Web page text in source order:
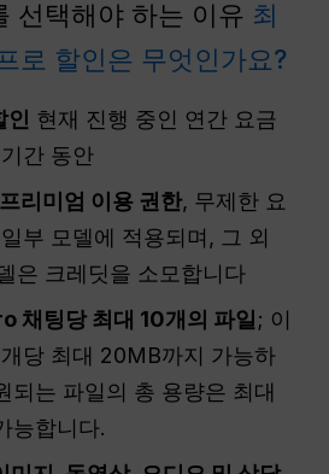
선택해야 하는 이유 최
로 할인은 무엇인가요?
인 현재 진행 중인 연간 요금
간 동안
리미엄 이용 권한, 무제한 요
부 모델에 적용되며, 그 외
은 크레딧을 소모합니다
채팅당 최대 10개의 파일 ; 이
당 최대 20MB까지 가능하
되는 파일의 총 용량은 최대
능합니다.